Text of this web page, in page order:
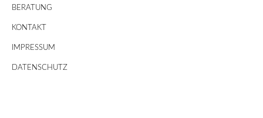
BERATUNG
KONTAKT
IMPRESSUM
DATENSCHUTZ